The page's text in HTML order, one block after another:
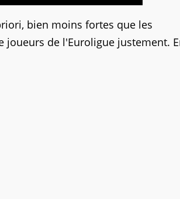
bien moins fortes que les
joueurs de l'Euroligue justement.